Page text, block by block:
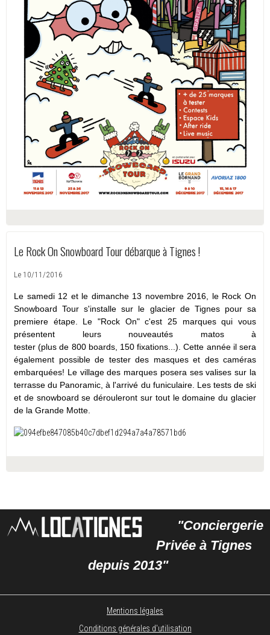
Le Rock On Snowboard Tour débarque à Tignes !
Le 10/11/2016
Le samedi 12 et le dimanche 13 novembre 2016, le Rock On
Snowboard Tour s'installe sur le glacier de Tignes pour sa
premiere étape. Le "Rock On" c'est 25 marques qui vous
présentent leurs nouveautés matos à
tester (plus de 800 boards, 150 fixations...). Cette année il sera
également possible de tester des masques et des caméras
embarquées! Le village des marques posera ses valises sur la
terrasse du Panoramic, à l'arrivé du funiculaire. Les tests de ski
et de snowboard se dérouleront sur tout le domaine du glacier
de la Grande Motte.
"Conciergerie
Privée à Tignes
depuis 2013"
Mentions légales
Conditions générales d'utilisation